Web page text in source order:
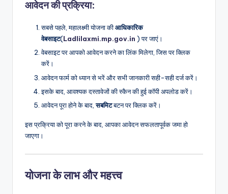
आवेदन की प्रक्रिया:
सबसे पहले, महालक्ष्मी योजना कीआधिकारिक
वेबसाइट(Ladlilaxmi.mp.gov.in ) पर जाएं।
वेबसाइट पर आपको आवेदन करने का लिंक मिलेगा, जिस पर क्लिक
करें।
आवेदन फार्म को ध्यान से भरें और सभी जानकारी सही-सही दर्ज करें।
इसके बाद, आवश्यक दस्तावेजों की स्कैन की हुई कॉपी अपलोड करें।
आवेदन पूरा होने के बाद,सबमिटबटन पर क्लिक करें।
इस प्रक्रिया को पूरा करने के बाद, आपका आवेदन सफलतापूर्वक जमा हो
जाएगा।
योजना के लाभ और महत्त्व